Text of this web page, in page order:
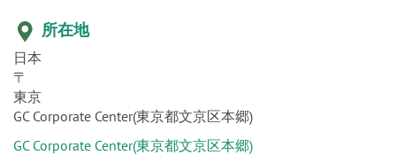
所在地
日本
〒
東京
GC Corporate Center(東京都文京区本郷)
GC Corporate Center(東京都文京区本郷)